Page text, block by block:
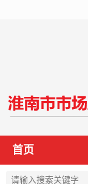
首页